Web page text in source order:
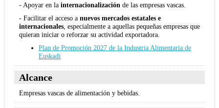
- Apoyar en la internacionalización de las empresas vascas.
- Facilitar el acceso a nuevos mercados estatales e
internacionales , especialmente a aquellas pequeñas empresas que
quieran iniciar o reforzar su actividad exportadora.
Plan de Promoción 2027 de la Industria Alimentaria de
Euskadi
Alcance
Empresas vascas de alimentación y bebidas.